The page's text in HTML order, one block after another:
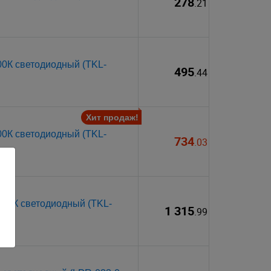
.21
светодиодный (TKL-
495.44
светодиодный (TKL-
Хит продаж!
734.03
светодиодный (TKL-
1 315.99